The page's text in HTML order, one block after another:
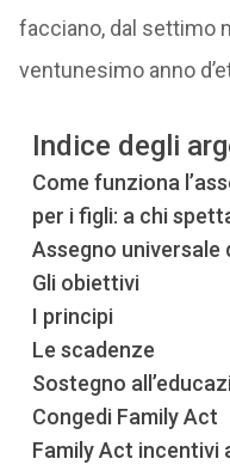
facciano, dal settimo
ventunesimo anno
Indice degli
Come funziona
per i figli: a chi
Assegno universale
Gli obiettivi
I principi
Le scadenze
Sostegno
Congedi Family Act
Family Act incentivi